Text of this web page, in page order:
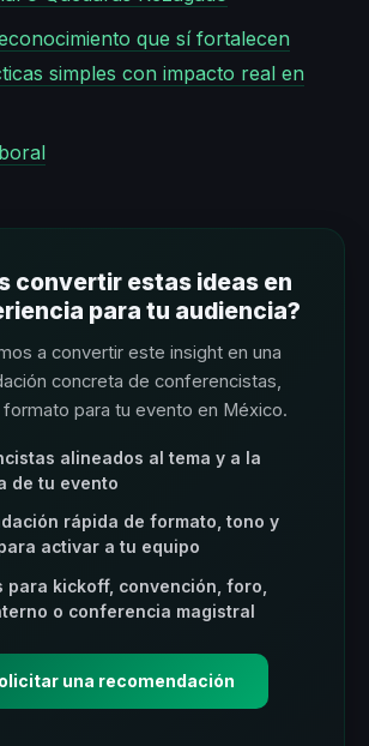
que sí fortalecen
simples con impacto real en
convertir estas ideas en
para tu audiencia?
a convertir este insight en una
concreta de conferencistas,
para tu evento en México.
alineados al tema y a la
de tu evento
rápida de formato, tono y
activar a tu equipo
para kickoff, convención, foro,
o conferencia magistral
una recomendación